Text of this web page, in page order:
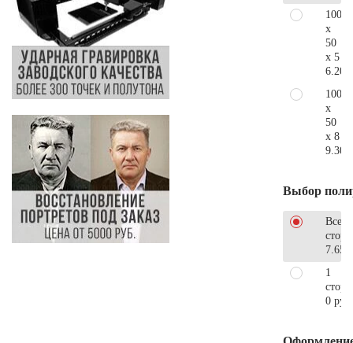
100
x
50
x 5
100
x
50
x 8
Выбор
Все
1
0 руб.